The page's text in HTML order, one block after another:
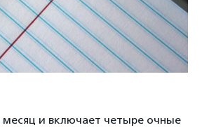
месяц и включает четыре очные